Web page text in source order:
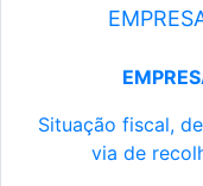
Situação fiscal,
via de